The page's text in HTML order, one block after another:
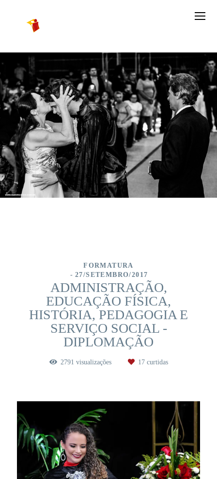
FORMATURA
27/SETEMBRO/2017
ADMINISTRAÇÃO,
EDUCAÇÃO FÍSICA,
HISTÓRIA, PEDAGOGIA E
SERVIÇO SOCIAL -
DIPLOMAÇÃO
2791 visualizações 17curtidas